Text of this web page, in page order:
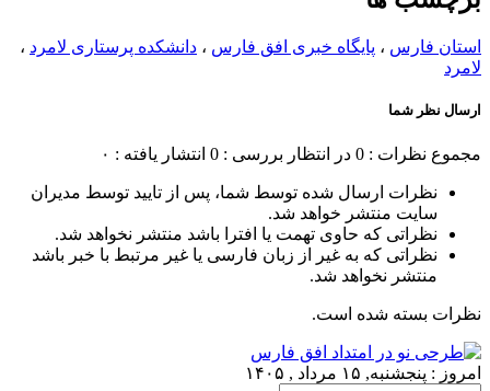
استان فارس ، پایگاه خبری افق فارس ، دانشکده پرستاری لامرد ،
لامرد
ارسال نظر شما
مجموع نظرات : 0 در انتظار بررسی : 0 انتشار یافته : ۰
نظرات ارسال شده توسط شما، پس از تایید توسط مدیران
سایت منتشر خواهد شد.
نظراتی که حاوی تهمت یا افترا باشد منتشر نخواهد شد.
نظراتی که به غیر از زبان فارسی یا غیر مرتبط با خبر باشد
منتشر نخواهد شد.
نظرات بسته شده است.
امروز : پنجشنبه, ۱۵ مرداد , ۱۴۰۵